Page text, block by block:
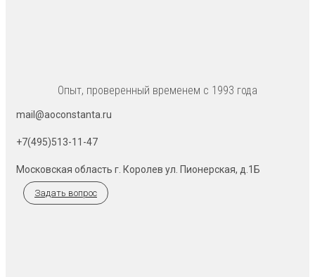
Опыт, проверенный временем с 1993 года
mail@aoconstanta.ru
+7(495)513-11-47
Московская область г. Королев ул. Пионерская, д.1Б
Задать вопрос